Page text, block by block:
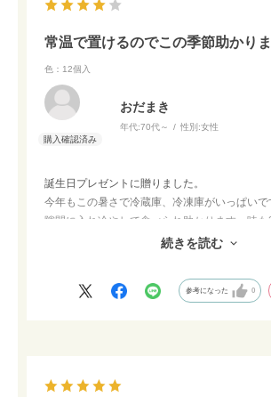
常温で置けるのでこの季節助かり
色：12個入
おだまき
年代:70代～ 性別:女性
誕生日プレゼントに贈りました。
今年もこの暑さで冷蔵庫、冷凍庫がいっぱい
隙間に入れ冷やして食べられ助かります。味も
の日の気分で美味しく食べています。
続きを読む
参考になった 0